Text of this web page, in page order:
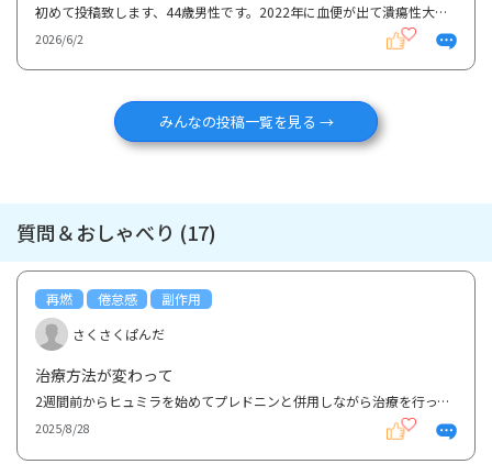
初めて投稿致します、44歳男性です。2022年に血便が出て潰瘍性大腸炎疑いの診断有り、その後リアルダ1日...
2026/6/2
みんなの投稿一覧を見る →
質問＆おしゃべり (17)
再燃 倦怠感
副作用
さくさくぱんだ
治療方法が変わって
2週間前からヒュミラを始めてプレドニンと併用しながら治療を行っています。 ヒュミラの注射は間隔を空...
2025/8/28